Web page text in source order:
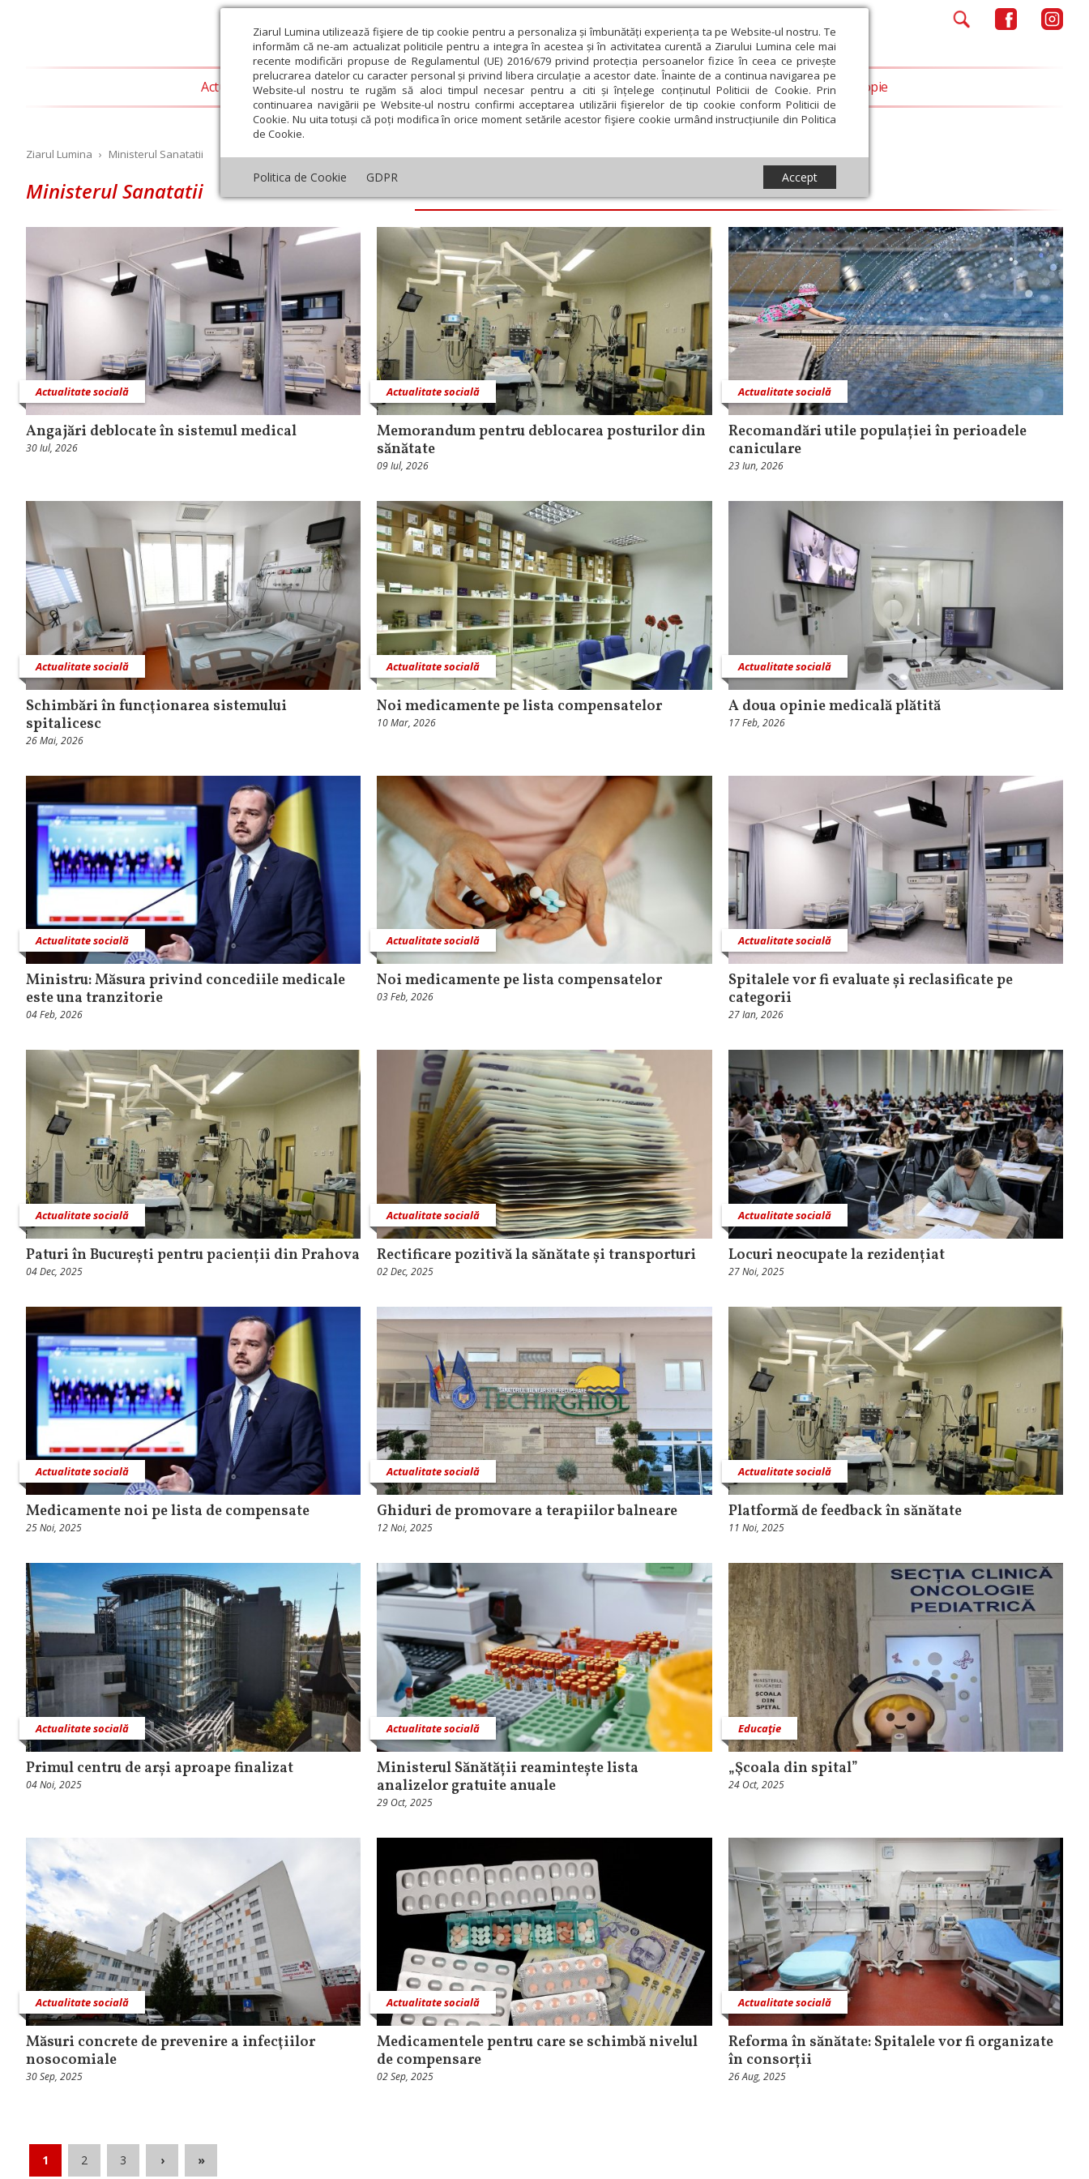
Ziarul Lumina utilizează fişiere de tip cookie pentru a personaliza și îmbunătăți experiența ta pe Website-ul nostru. Te
informăm că ne-am actualizat politicile pentru a integra în acestea și în activitatea curentă a Ziarului Lumina cele mai
recente modificări propuse de Regulamentul (UE) 2016/679 privind protecția persoanelor fizice în ceea ce privește
prelucrarea datelor cu caracter personal și privind libera circulație a acestor date. Înainte de a continua navigarea pe
Website-ul nostru te rugăm să aloci timpul necesar pentru a citi și înțelege conținutul Politicii de Cookie. Prin
continuarea navigării pe Website-ul nostru confirmi acceptarea utilizării fişierelor de tip cookie conform Politicii de
Cookie. Nu uita totuși că poți modifica în orice moment setările acestor fişiere cookie urmând instrucțiunile din Politica
de Cookie.
Politica de Cookie GDPR Accept
Actualitate religioasă Teologie și spiritualitate Educaţie și Cultură Societate Opinii Filantropie
Ziarul Lumina › Ministerul Sanatatii
Ministerul Sanatatii
Actualitate socială
Angajări deblocate în sistemul medical
30 Iul, 2026
Actualitate socială
Memorandum pentru deblocarea posturilor din
sănătate
09 Iul, 2026
Actualitate socială
Recomandări utile populației în perioadele
caniculare
23 Iun, 2026
Actualitate socială
Schimbări în funcţionarea sistemului
spitalicesc
26 Mai, 2026
Actualitate socială
Noi medicamente pe lista compensatelor
10 Mar, 2026
Actualitate socială
A doua opinie medicală plătită
17 Feb, 2026
Actualitate socială
Ministru: Măsura privind concediile medicale
este una tranzitorie
04 Feb, 2026
Actualitate socială
Noi medicamente pe lista compensatelor
03 Feb, 2026
Actualitate socială
Spitalele vor fi evaluate și reclasificate pe
categorii
27 Ian, 2026
Actualitate socială
Paturi în București pentru pacienții din Prahova
04 Dec, 2025
Actualitate socială
Rectificare pozitivă la sănătate și transporturi
02 Dec, 2025
Actualitate socială
Locuri neocupate la rezidențiat
27 Noi, 2025
Actualitate socială
Medicamente noi pe lista de compensate
25 Noi, 2025
Actualitate socială
Ghiduri de promovare a terapiilor balneare
12 Noi, 2025
Actualitate socială
Platformă de feedback în sănătate
11 Noi, 2025
Actualitate socială
Primul centru de arși aproape finalizat
04 Noi, 2025
Actualitate socială
Ministerul Sănătății reamintește lista
analizelor gratuite anuale
29 Oct, 2025
Educaţie
„Şcoala din spital”
24 Oct, 2025
Actualitate socială
Măsuri concrete de prevenire a infecţiilor
nosocomiale
30 Sep, 2025
Actualitate socială
Medicamentele pentru care se schimbă nivelul
de compensare
02 Sep, 2025
Actualitate socială
Reforma în sănătate: Spitalele vor fi organizate
în consorții
26 Aug, 2025
1 2 3 › »